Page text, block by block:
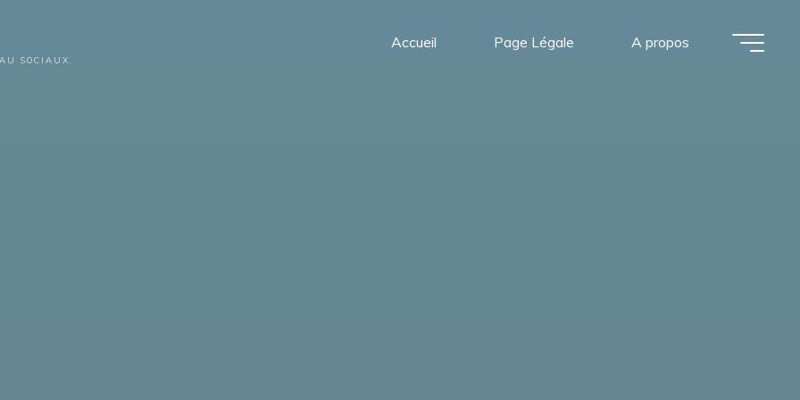
SOCIAUX.
Accueil Page Légale A propos